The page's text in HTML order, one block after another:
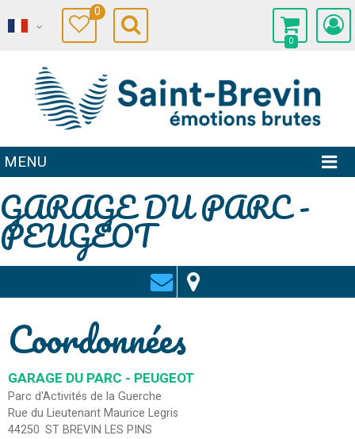
0
0
MENU
GARAGE DU PARC -
PEUGEOT
Coordonnées
GARAGE DU PARC - PEUGEOT
Parc d'Activités de la Guerche
Rue du Lieutenant Maurice Legris
44250 ST BREVIN LES PINS